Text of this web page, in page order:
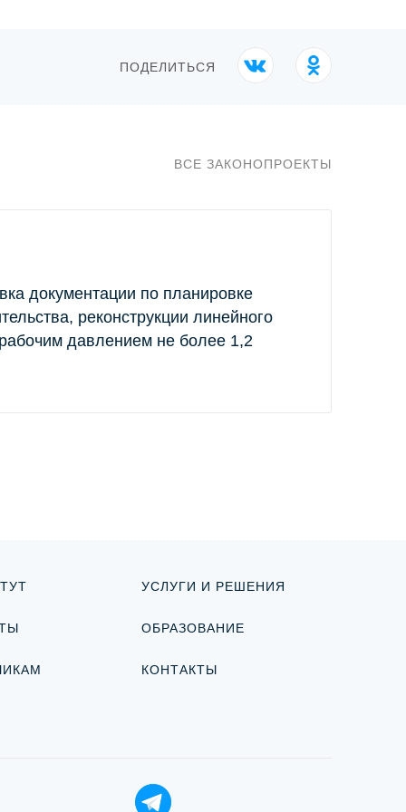
ПОДЕЛИТЬСЯ
ВСЕ ЗАКОНОПРОЕКТЫ
документации по планировке
реконструкции линейного
давлением не более 1,2
УСЛУГИ И РЕШЕНИЯ
ОБРАЗОВАНИЕ
КОНТАКТЫ